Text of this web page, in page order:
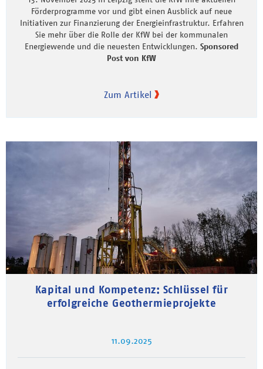
Förderprogramme vor und gibt einen Ausblick auf neue
Initiativen zur Finanzierung der Energieinfrastruktur. Erfahren
Sie mehr über die Rolle der KfW bei der kommunalen
Energiewende und die neuesten Entwicklungen. Sponsored
Post von KfW
Zum Artikel
Kapital und Kompetenz: Schlüssel für
erfolgreiche Geothermieprojekte
11.09.2025